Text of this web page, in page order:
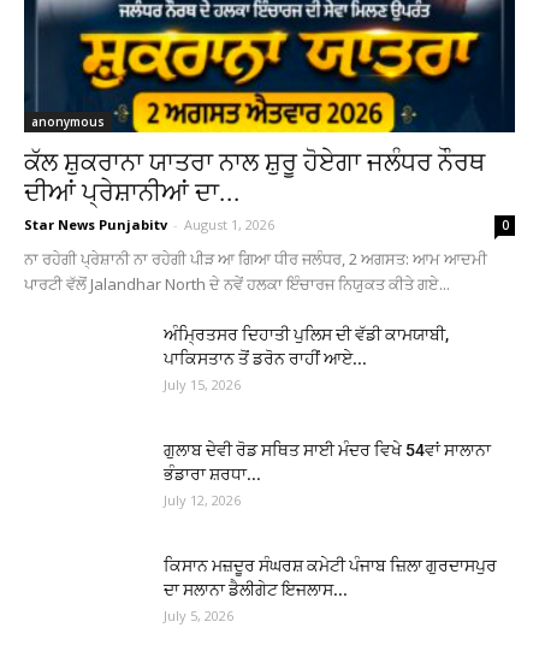
anonymous
ਕੱਲ ਸ਼ੁਕਰਾਨਾ ਯਾਤਰਾ ਨਾਲ ਸ਼ੁਰੂ ਹੋਏਗਾ ਜਲੰਧਰ ਨੌਰਥ
ਦੀਆਂ ਪ੍ਰੇਸ਼ਾਨੀਆਂ ਦਾ...
Star News Punjabitv - August 1, 2026 0
ਨਾ ਰਹੇਗੀ ਪ੍ਰੇਸ਼ਾਨੀ ਨਾ ਰਹੇਗੀ ਪੀੜ ਆ ਗਿਆ ਧੀਰ ਜਲੰਧਰ, 2 ਅਗਸਤ: ਆਮ ਆਦਮੀ
ਪਾਰਟੀ ਵੱਲੋਂ Jalandhar North ਦੇ ਨਵੇਂ ਹਲਕਾ ਇੰਚਾਰਜ ਨਿਯੁਕਤ ਕੀਤੇ ਗਏ...
ਅੰਮ੍ਰਿਤਸਰ ਦਿਹਾਤੀ ਪੁਲਿਸ ਦੀ ਵੱਡੀ ਕਾਮਯਾਬੀ,
ਪਾਕਿਸਤਾਨ ਤੋਂ ਡਰੋਨ ਰਾਹੀਂ ਆਏ...
July 15, 2026
ਗੁਲਾਬ ਦੇਵੀ ਰੋਡ ਸਥਿਤ ਸਾਈ ਮੰਦਰ ਵਿਖੇ 54ਵਾਂ ਸਾਲਾਨਾ
ਭੰਡਾਰਾ ਸ਼ਰਧਾ...
July 12, 2026
ਕਿਸਾਨ ਮਜ਼ਦੂਰ ਸੰਘਰਸ਼ ਕਮੇਟੀ ਪੰਜਾਬ ਜ਼ਿਲਾ ਗੁਰਦਾਸਪੁਰ
ਦਾ ਸਲਾਨਾ ਡੈਲੀਗੇਟ ਇਜਲਾਸ...
July 5, 2026